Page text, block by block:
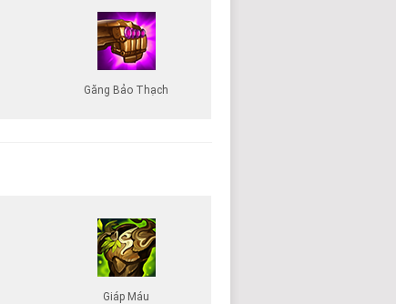
Găng Bảo Thạch
Giáp Máu